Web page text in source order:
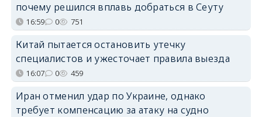
почему решился вплавь добраться в Сеуту
16:59 0 751
Китай пытается остановить утечку
специалистов и ужесточает правила выезда
16:07 0 459
Иран отменил удар по Украине, однако
требует компенсацию за атаку на судно